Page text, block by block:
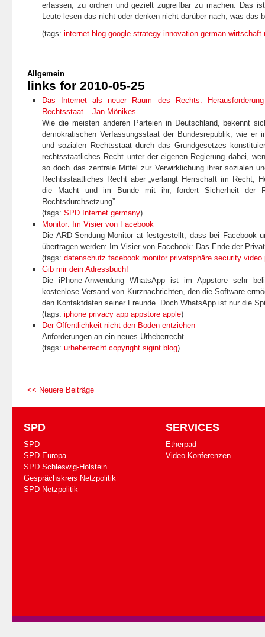
erfassen, zu ordnen und gezielt zugreifbar zu machen. Das
Leute lesen das nicht oder denken nicht darüber nach, was das
(tags: internet blog google strategy innovation german wirtschaft
Allgemein
links for 2010-05-25
Das Internet als neuer Raum des Rechts:
Rechtsstaat – Jan Mönikes
Wie die meisten anderen Parteien in Deutschland, bekennt
demokratischen Verfassungsstaat der Bundesrepublik, wie er
und sozialen Rechtsstaat durch das Grundgesetzes
rechtsstaatliches Recht unter der eigenen Regierung dabei,
so doch das zentrale Mittel zur Verwirklichung ihrer sozialen
Rechtsstaatliches Recht aber „verlangt Herrschaft im Recht,
die Macht und im Bunde mit ihr, fordert Sicherheit der
Rechtsdurchsetzung”.
(tags: SPD Internet germany)
Monitor: Im Visier von Facebook
Die ARD-Sendung Monitor at festgestellt, dass bei Facebook
übertragen werden: Im Visier von Facebook: Das Ende der
(tags: datenschutz facebook monitor privatsphäre security video
Gib mir dein Adressbuch!
Die iPhone-Anwendung WhatsApp ist im Appstore sehr
kostenlose Versand von Kurznachrichten, den die Software
den Kontaktdaten seiner Freunde. Doch WhatsApp ist nur die
(tags: iphone privacy app appstore apple)
Der Öffentlichkeit nicht den Boden entziehen
Anforderungen an ein neues Urheberrecht.
(tags: urheberrecht copyright sigint blog)
<< Neuere Beiträge
SPD
SPD
SPD Europa
SPD Schleswig-Holstein
Gesprächskreis Netzpolitik
SPD Netzpolitik
SERVICES
Etherpad
Video-Konferenzen